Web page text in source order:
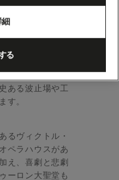
立された国立海
代の船の模型が
どりの漁船や洗
どが行き交う現
ある波止場や工
す。
るヴィクトル・
ペラハウスがあ
え、喜劇と悲劇
ーロン大聖堂も
る